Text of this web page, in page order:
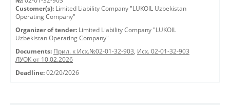
Customer(s): Limited Liability Company "LUKOIL Uzbekistan
Operating Company"
Organizer of tender: Limited Liability Company "LUKOIL
Uzbekistan Operating Company"
Documents: Прил. к Исх.№02-01-32-903, Исх. 02-01-32-903
ЛУОК от 10.02.2026
Deadline: 02/20/2026